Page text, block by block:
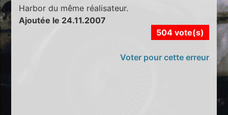
Harbor du même réalisateur.
Ajoutée le 24.11.2007
504 vote(s)
Voter pour cette erreur